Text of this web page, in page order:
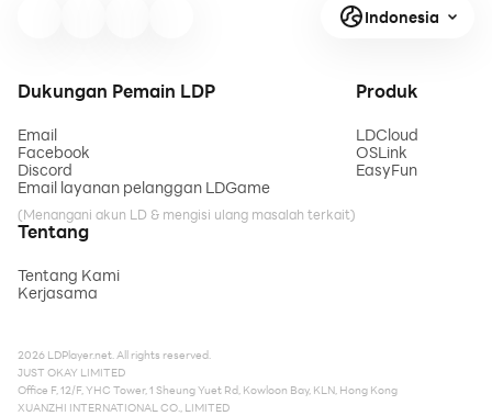
Indonesia
Dukungan Pemain LDP
Email
Facebook
Discord
Email layanan pelanggan LDGame
(Menangani akun LD & mengisi ulang masalah terkait)
Produk
LDCloud
OSLink
EasyFun
Tentang
Tentang Kami
Kerjasama
2026 LDPlayer.net. All rights reserved.
JUST OKAY LIMITED
Office F, 12/F, YHC Tower, 1 Sheung Yuet Rd, Kowloon Bay, KLN, Hong Kong
XUANZHI INTERNATIONAL CO., LIMITED